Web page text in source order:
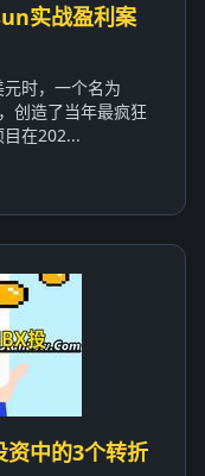
实战盈利案
时，一个名为
创造了当年最疯狂
在202...
中的3个转折